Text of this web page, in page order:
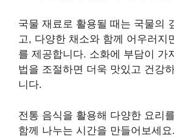
국물 재료로 활용될 때는 국물의
고, 다양한 채소와 함께 어우러지
를 제공합니다. 소화에 부담이 가
법을 조절하면 더욱 맛있고 건강
니다.
전통 음식을 활용해 다양한 요리
함께 나누는 시간을 만들어보세